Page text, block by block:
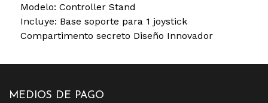
Modelo: Controller Stand
Incluye: Base soporte para 1 joystick
Compartimento secreto Diseño Innovador
MEDIOS DE PAGO